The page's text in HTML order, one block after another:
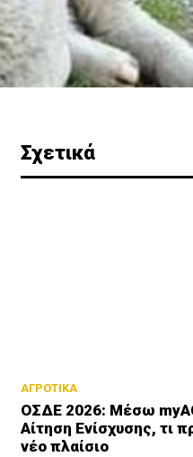
Σχετικά
ΑΓΡΟΤΙΚΑ
ΟΣΔΕ 2026: Μέσω
Αίτηση Ενίσχυσης, τι
νέο πλαίσιο